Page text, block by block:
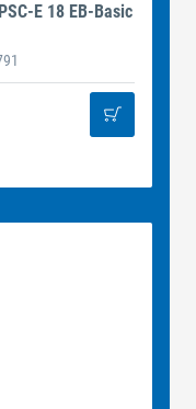
E 18 EB-Basic